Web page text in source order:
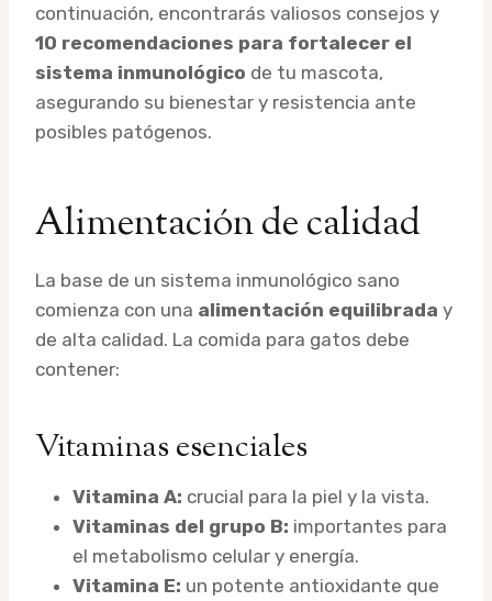
continuación, encontrarás valiosos consejos y
10 recomendaciones para fortalecer el
sistema inmunológico de tu mascota,
asegurando su bienestar y resistencia ante
posibles patógenos.
Alimentación de calidad
La base de un sistema inmunológico sano
comienza con una alimentación equilibrada y
de alta calidad. La comida para gatos debe
contener:
Vitaminas esenciales
Vitamina A: crucial para la piel y la vista.
Vitaminas del grupo B: importantes para
el metabolismo celular y energía.
Vitamina E: un potente antioxidante que